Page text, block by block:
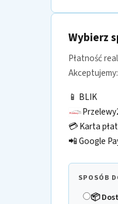
Wybierz
Płatność
Akceptujemy:
📱 BLIK
💳 Karta
📲 Google
SPOSÓB
📦